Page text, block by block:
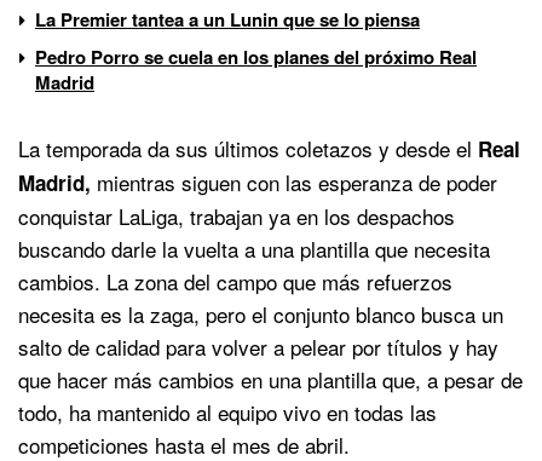
La Premier tantea a un Lunin que se lo piensa
Pedro Porro se cuela en los planes del próximo Real
Madrid
La temporada da sus últimos coletazos y desde el Real
Madrid, mientras siguen con las esperanza de poder
conquistar LaLiga, trabajan ya en los despachos
buscando darle la vuelta a una plantilla que necesita
cambios. La zona del campo que más refuerzos
necesita es la zaga, pero el conjunto blanco busca un
salto de calidad para volver a pelear por títulos y hay
que hacer más cambios en una plantilla que, a pesar de
todo, ha mantenido al equipo vivo en todas las
competiciones hasta el mes de abril.